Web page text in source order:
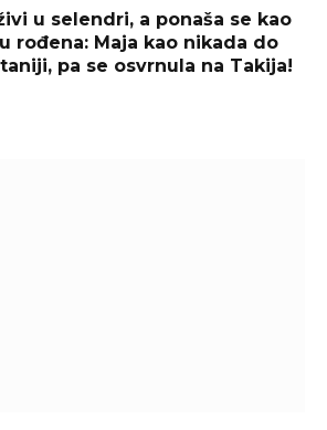
u selendri, a ponaša se kao
rođena: Maja kao nikada do
pa se osvrnula na Takija!